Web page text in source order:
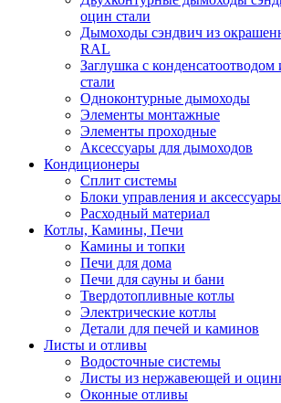
оцин стали
Дымоходы сэндвич из
RAL
Заглушка с
стали
Одноконтурные дымоходы
Элементы монтажные
Элементы проходные
Аксессуары для дымоходов
Кондиционеры
Сплит системы
Блоки управления и
Расходный материал
Котлы, Камины, Печи
Камины и топки
Печи для дома
Печи для сауны и бани
Твердотопливные котлы
Электрические котлы
Детали для печей и каминов
Листы и отливы
Водосточные системы
Листы из нержавеющей и
Оконные отливы